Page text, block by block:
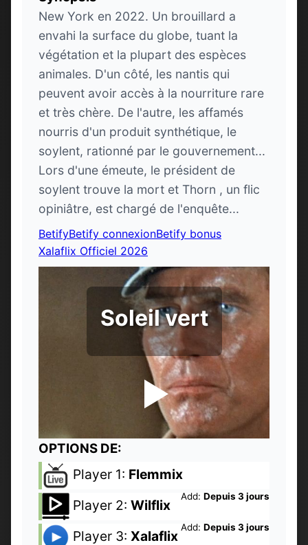
New York en 2022. Un brouillard a
envahi la surface du globe, tuant la
végétation et la plupart des espèces
animales. D'un côté, les nantis qui
peuvent avoir accès à la nourriture rare
et très chère. De l'autre, les affamés
nourris d'un produit synthétique, le
soylent, rationné par le gouvernement...
Lors d'une émeute, le président de
soylent trouve la mort et Thorn , un flic
opiniâtre, est chargé de l'enquête...
BetifyBetify connexionBetify bonus
Xalaflix Officiel 2026
Soleil vert
OPTIONS DE:
Player 1: Flemmix
Add: Depuis 3 jours
Player 2: Wilflix
Add: Depuis 3 jours
Player 3: Xalaflix